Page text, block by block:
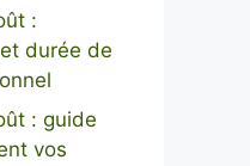
:
durée de
: guide
vos